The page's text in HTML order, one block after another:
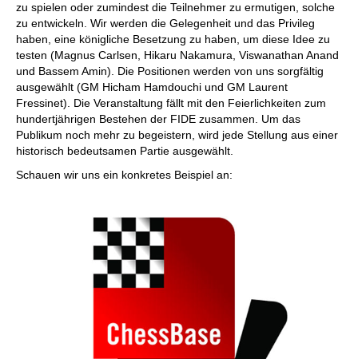
zu spielen oder zumindest die Teilnehmer zu ermutigen, solche
zu entwickeln. Wir werden die Gelegenheit und das Privileg
haben, eine königliche Besetzung zu haben, um diese Idee zu
testen (Magnus Carlsen, Hikaru Nakamura, Viswanathan Anand
und Bassem Amin). Die Positionen werden von uns sorgfältig
ausgewählt (GM Hicham Hamdouchi und GM Laurent
Fressinet). Die Veranstaltung fällt mit den Feierlichkeiten zum
hundertjährigen Bestehen der FIDE zusammen. Um das
Publikum noch mehr zu begeistern, wird jede Stellung aus einer
historisch bedeutsamen Partie ausgewählt.
Schauen wir uns ein konkretes Beispiel an: